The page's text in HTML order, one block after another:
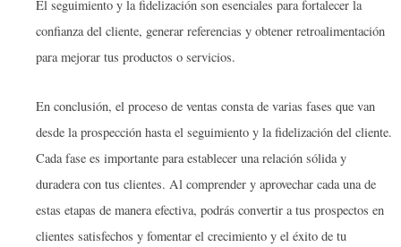
El seguimiento y la fidelización son esenciales para fortalecer la
confianza del cliente, generar referencias y obtener retroalimentación
para mejorar tus productos o servicios.
En conclusión, el proceso de ventas consta de varias fases que van
desde la prospección hasta el seguimiento y la fidelización del cliente.
Cada fase es importante para establecer una relación sólida y
duradera con tus clientes. Al comprender y aprovechar cada una de
estas etapas de manera efectiva, podrás convertir a tus prospectos en
clientes satisfechos y fomentar el crecimiento y el éxito de tu